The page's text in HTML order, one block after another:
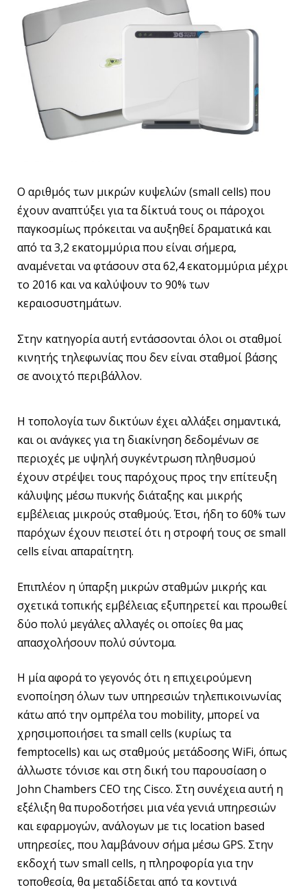
Ο αριθμός των μικρών κυψελών (small cells) που
έχουν αναπτύξει για τα δίκτυά τους οι πάροχοι
παγκοσμίως πρόκειται να αυξηθεί δραματικά και
από τα 3,2 εκατομμύρια που είναι σήμερα,
αναμένεται να φτάσουν στα 62,4 εκατομμύρια μέχρι
το 2016 και να καλύψουν το 90% των
κεραιοσυστημάτων.
Στην κατηγορία αυτή εντάσσονται όλοι οι σταθμοί
κινητής τηλεφωνίας που δεν είναι σταθμοί βάσης
σε ανοιχτό περιβάλλον.
Η τοπολογία των δικτύων έχει αλλάξει σημαντικά,
και οι ανάγκες για τη διακίνηση δεδομένων σε
περιοχές με υψηλή συγκέντρωση πληθυσμού
έχουν στρέψει τους παρόχους προς την επίτευξη
κάλυψης μέσω πυκνής διάταξης και μικρής
εμβέλειας μικρούς σταθμούς. Έτσι, ήδη το 60% των
παρόχων έχουν πειστεί ότι η στροφή τους σε small
cells είναι απαραίτητη.
Επιπλέον η ύπαρξη μικρών σταθμών μικρής και
σχετικά τοπικής εμβέλειας εξυπηρετεί και προωθεί
δύο πολύ μεγάλες αλλαγές οι οποίες θα μας
απασχολήσουν πολύ σύντομα.
Η μία αφορά το γεγονός ότι η επιχειρούμενη
ενοποίηση όλων των υπηρεσιών τηλεπικοινωνίας
κάτω από την ομπρέλα του mobility, μπορεί να
χρησιμοποιήσει τα small cells (κυρίως τα
femptocells) και ως σταθμούς μετάδοσης WiFi, όπως
άλλωστε τόνισε και στη δική του παρουσίαση ο
John Chambers CEO της Cisco. Στη συνέχεια αυτή η
εξέλιξη θα πυροδοτήσει μια νέα γενιά υπηρεσιών
και εφαρμογών, ανάλογων με τις location based
υπηρεσίες, που λαμβάνουν σήμα μέσω GPS. Στην
εκδοχή των small cells, η πληροφορία για την
τοποθεσία, θα μεταδίδεται από τα κοντινά